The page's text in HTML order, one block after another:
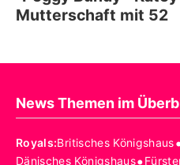
Mutterschaft mit 52
News Themen im
Royals:Britisches Königshaus
Dänisches Königshaus•